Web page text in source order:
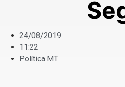
24/08/2019
11:22
Política MT